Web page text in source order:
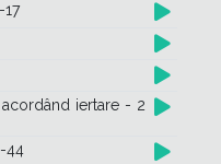
iertare - 2
44